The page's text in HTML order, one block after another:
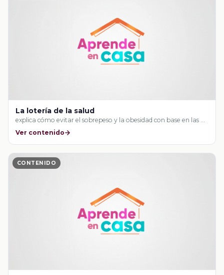
La lotería de la salud
explica cómo evitar el sobrepeso y la obesidad con base en las …
Ver contenido
CONTENIDO